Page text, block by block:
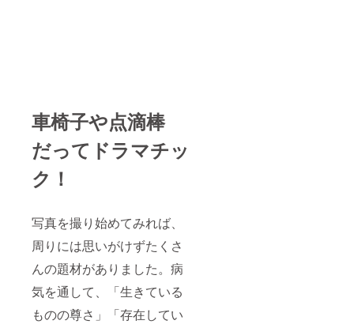
車椅子や点滴棒
だってドラマチッ
ク！
写真を撮り始めてみれば、
周りには思いがけずたくさ
んの題材がありました。病
気を通して、「生きている
ものの尊さ」「存在してい